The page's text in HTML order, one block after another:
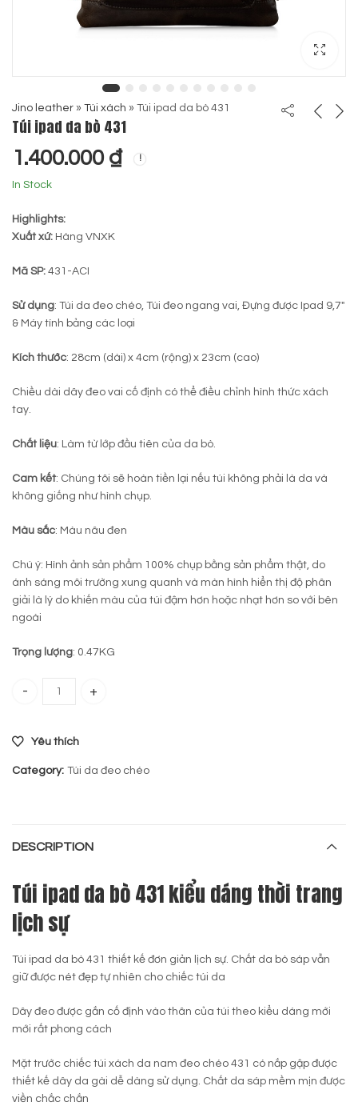
Jino leather » Túi xách » Túi ipad da bò 431
Túi ipad da bò 431
1.400.000 ₫
In Stock
Highlights:
Xuất xứ: Hàng VNXK
Mã SP: 431-ACI
Sử dụng: Túi da đeo chéo, Túi đeo ngang vai, Đựng được Ipad 9,7″
& Máy tính bảng các loại
Kích thước: 28cm (dài) x 4cm (rộng) x 23cm (cao)
Chiều dài dây đeo vai cố định có thể điều chỉnh hình thức xách
tay.
Chất liệu: Làm từ lớp đầu tiên của da bò.
Cam kết: Chúng tôi sẽ hoàn tiền lại nếu túi không phải là da và
không giống như hình chụp.
Màu sắc: Màu nâu đen
Chú ý: Hình ảnh sản phẩm 100% chụp bằng sản phẩm thật, do
ánh sáng môi trường xung quanh và màn hình hiển thị độ phân
giải là lý do khiến màu của túi đậm hơn hoặc nhạt hơn so với bên
ngoài
Trọng lượng: 0.47KG
Túi ipad da bò 431 quantity
Yêu thích
Category: Túi da đeo chéo
DESCRIPTION
Túi ipad da bò 431 kiểu dáng thời trang
lịch sự
Túi ipad da bò 431 thiết kế đơn giản lịch sự. Chất da bò sáp vẫn
giữ được nét đẹp tự nhiên cho chiếc túi da
Dây đeo được gắn cố định vào thân của túi theo kiểu dáng mới
mới rất phong cách
Mặt trước chiếc túi xách da nam đeo chéo 431 có nắp gập được
thiết kế dây da gài dễ dàng sử dụng. Chất da sáp mềm mịn được
viền chắc chắn